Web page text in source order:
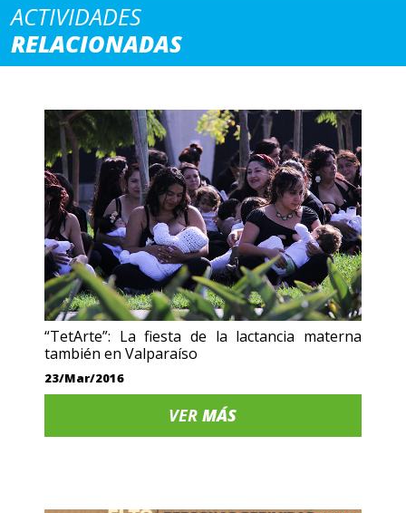
ACTIVIDADES
RELACIONADAS
“TetArte”: La fiesta de la lactancia materna
también en Valparaíso
23/Mar/2016
VERMÁS